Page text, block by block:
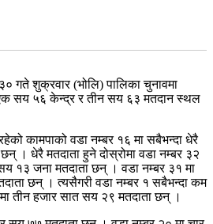
गते शुक्रवार (भोलि) पालिका चुनावमा
एक सय ५६ केन्द्र र तीन सय ६३ मतदान स्थल
कामपाको वडा नम्बर १६ मा सबैभन्दा धेरै
। धेरै मतदाता हुने दोस्रोमा वडा नम्बर ३२
१३ जना मतदाता छन् । वडा नम्बर ३१ मा
छन् । त्यसैगरी वडा नम्बर १ सबैभन्दा कम
तीन हजार सात सय २९ मतदाता छन् ।